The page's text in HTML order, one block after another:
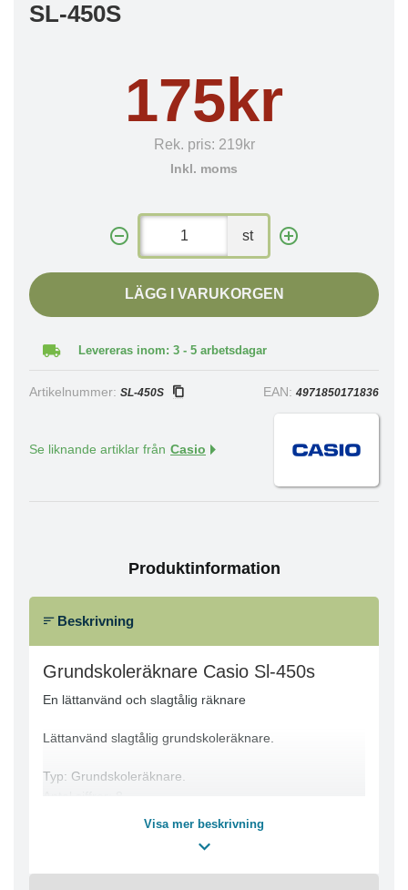
SL-450S
175kr
Rek. pris: 219kr
Inkl. moms
st
LÄGG I VARUKORGEN
Levereras inom: 3 - 5 arbetsdagar
Artikelnummer: SL-450S EAN: 4971850171836
Se liknande artiklar från Casio
Produktinformation
Beskrivning
Grundskoleräknare Casio Sl-450s
En lättanvänd och slagtålig räknare
Lättanvänd slagtålig grundskoleräknare.
Typ: Grundskoleräknare.
Antal siffror: 8.
Funktioner: Minne, procent, kvadratrot, teckenbyte.
Garanti: 2 år.
Visa mer beskrivning